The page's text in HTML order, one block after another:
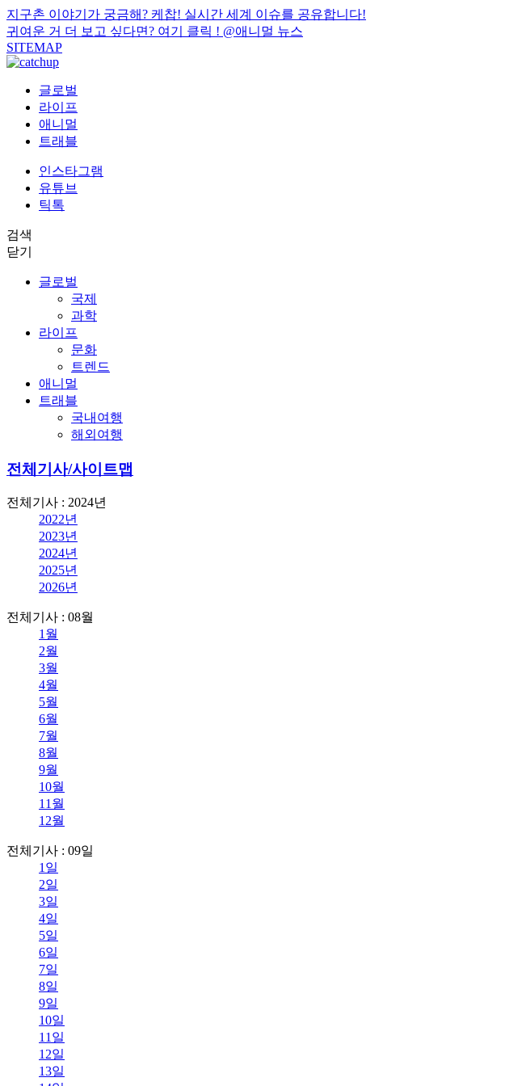
지구촌 이야기가 궁금해? 케찹! 실시간 세계 이슈를 공유합니다!
귀여운 거 더 보고 싶다면? 여기 클릭 ! @애니멀 뉴스
SITEMAP
글로벌
라이프
애니멀
트래블
인스타그램
유튜브
틱톡
검색
닫기
글로벌
국제
과학
라이프
문화
트렌드
애니멀
트래블
국내여행
해외여행
전체기사/사이트맵
전체기사 : 2024년
2022년
2023년
2024년
2025년
2026년
전체기사 : 08월
1월
2월
3월
4월
5월
6월
7월
8월
9월
10월
11월
12월
전체기사 : 09일
1일
2일
3일
4일
5일
6일
7일
8일
9일
10일
11일
12일
13일